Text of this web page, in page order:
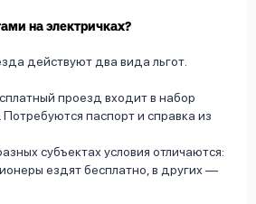
на электричках?
действуют два вида льгот.
проезд входит в набор
Потребуются паспорт и справка из
субъектах условия отличаются:
ездят бесплатно, в других —